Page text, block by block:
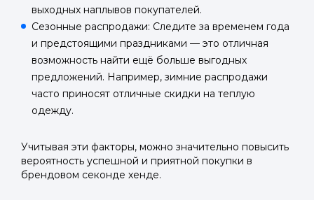
выходных наплывов покупателей.
Сезонные распродажи: Следите за временем года
и предстоящими праздниками — это отличная
возможность найти ещё больше выгодных
предложений. Например, зимние распродажи
часто приносят отличные скидки на теплую
одежду.
Учитывая эти факторы, можно значительно повысить
вероятность успешной и приятной покупки в
брендовом секонде хенде.